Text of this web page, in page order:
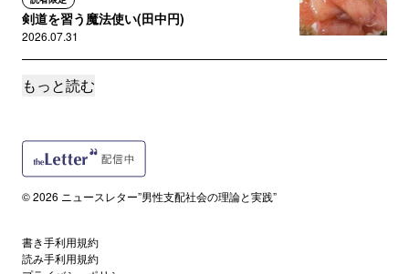
剣道を習う魔法使い(田中円)
2026.07.31
読者限定
サポートメンバー限定
2026.07.28
誰でも
How to be a Little Black【月宮モリエッティ】
もっと読む
© 2026 ニュースレター”男性支配社会の理論と実践”
書き手利用規約
読み手利用規約